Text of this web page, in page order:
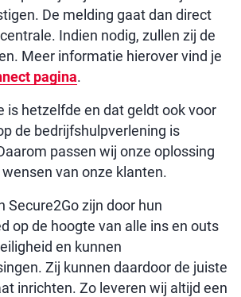
De melding gaat dan direct
Indien nodig, zullen zij de
Meer informatie hierover vind je
pagina.
is hetzelfde en dat geldt ook voor
de bedrijfshulpverlening is
passen wij onze oplossing
van onze klanten.
Secure2Go zijn door hun
op de hoogte van alle ins en outs
en kunnen
Zij kunnen daardoor de juiste
inrichten. Zo leveren wij altijd een